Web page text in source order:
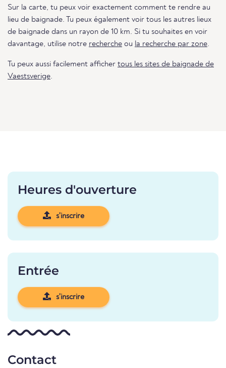
Sur la carte, tu peux voir exactement comment te rendre au
lieu de baignade. Tu peux également voir tous les autres lieux
de baignade dans un rayon de 10 km. Si tu souhaites en voir
davantage, utilise notre recherche ou la recherche par zone.
Tu peux aussi facilement afficher tous les sites de baignade de
Vaestsverige.
Heures d'ouverture
s'inscrire
Entrée
s'inscrire
Contact